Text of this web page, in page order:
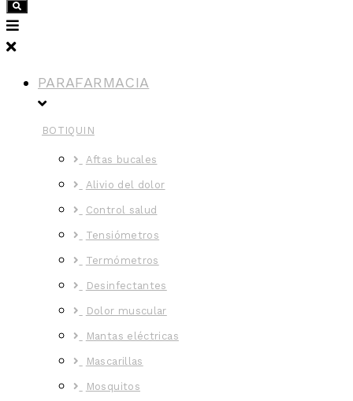
PARAFARMACIA
BOTIQUIN
Aftas bucales
Alivio del dolor
Control salud
Tensiómetros
Termómetros
Desinfectantes
Dolor muscular
Mantas eléctricas
Mascarillas
Mosquitos